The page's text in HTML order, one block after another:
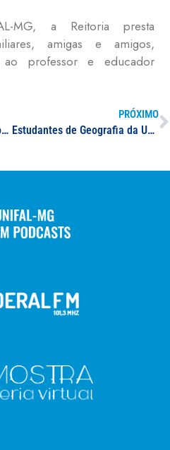
MG, a Reitoria presta
amigas e amigos,
ao professor e educador
Processo seletivo de professor(a) substituto(a) na área de Geografia, Geociências e Ciências Ambientais
PRÓXIMO
Estudantes de Geografia da UNIFAL-MG visitam Defesa Civil de Poços de Caldas e INMET de São Carlos e São Paulo